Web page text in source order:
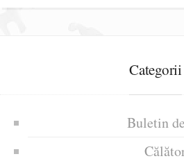
Categorii
Buletin